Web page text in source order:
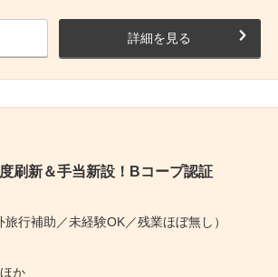
詳細を見る
刷新＆手当新設！Bコープ認証
旅行補助／未経験OK／残業ほぼ無し）
か